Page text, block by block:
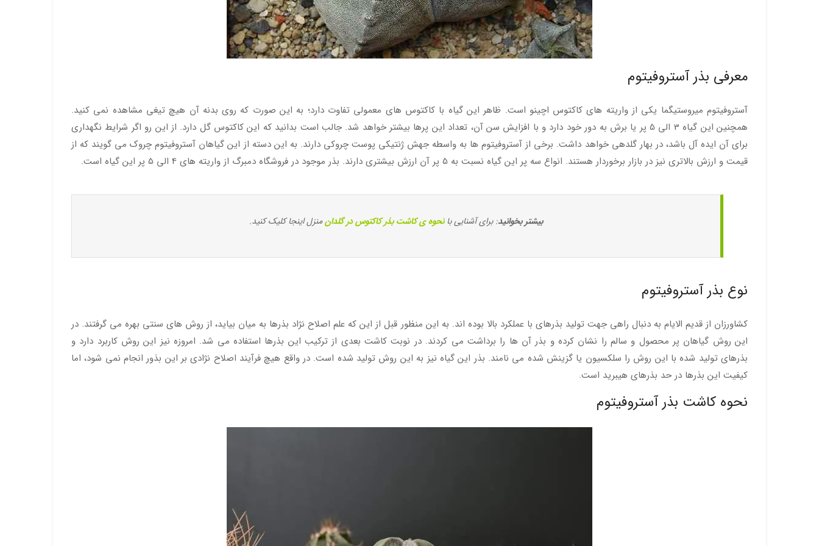
معرفی بذر آستروفیتوم
آستروفیتوم میروستیگما یکی از واریته های کاکتوس اچینو است. ظاهر این گیاه با کاکتوس های معمولی تفاوت دارد؛ به این صورت که روی بدنه آن هیچ تیغی مشاهده نمی کنید.
همچنین این گیاه 3 الی 5 پر یا برش به دور خود دارد و با افزایش سن آن، تعداد این پرها بیشتر خواهد شد. جالب است بدانید که این کاکتوس گل دارد. از این رو اگر شرایط نگهداری
برای آن ایده آل باشد، در بهار گلدهی خواهد داشت. برخی از آستروفیتوم ها به واسطه جهش ژنتیکی پوست چروکی دارند. به این دسته از این گیاهان آستروفیتوم چروک می گویند که از
قیمت و ارزش بالاتری نیز در بازار برخوردار هستند. انواع سه پر این گیاه نسبت به 5 پر آن ارزش بیشتری دارند. بذر موجود در فروشگاه دمبرگ از واریته های 4 الی 5 پر این گیاه است.
بیشتر بخوانید: برای آشنایی بانحوه ی کاشت بذر کاکتوس در گلدانمنزل اینجا کلیک کنید.
نوع بذر آستروفیتوم
کشاورزان از قدیم الایام به دنبال راهی جهت تولید بذرهای با عملکرد بالا بوده اند. به این منظور قبل از این که علم اصلاح نژاد بذرها به میان بیاید، از روش های سنتی بهره می گرفتند. در
این روش گیاهان پر محصول و سالم را نشان کرده و بذر آن ها را برداشت می کردند. در نوبت کاشت بعدی از ترکیب این بذرها استفاده می شد. امروزه نیز این روش کاربرد دارد و
بذرهای تولید شده با این روش را سلکسیون یا گزینش شده می نامند. بذر این گیاه نیز به این روش تولید شده است. در واقع هیچ فرآیند اصلاح نژادی بر این بذور انجام نمی شود، اما
کیفیت این بذرها در حد بذرهای هیبرید است.
نحوه کاشت بذر آستروفیتوم